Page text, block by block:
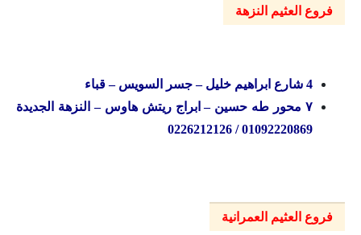
فروع العثيم النزهة
4 شارع ابراهيم خليل – جسر السويس – قباء
۷ محور طه حسين – ابراج ريتش هاوس – النزهة الجديدة
01092220869 / 0226212126
فروع العثيم العمرانية